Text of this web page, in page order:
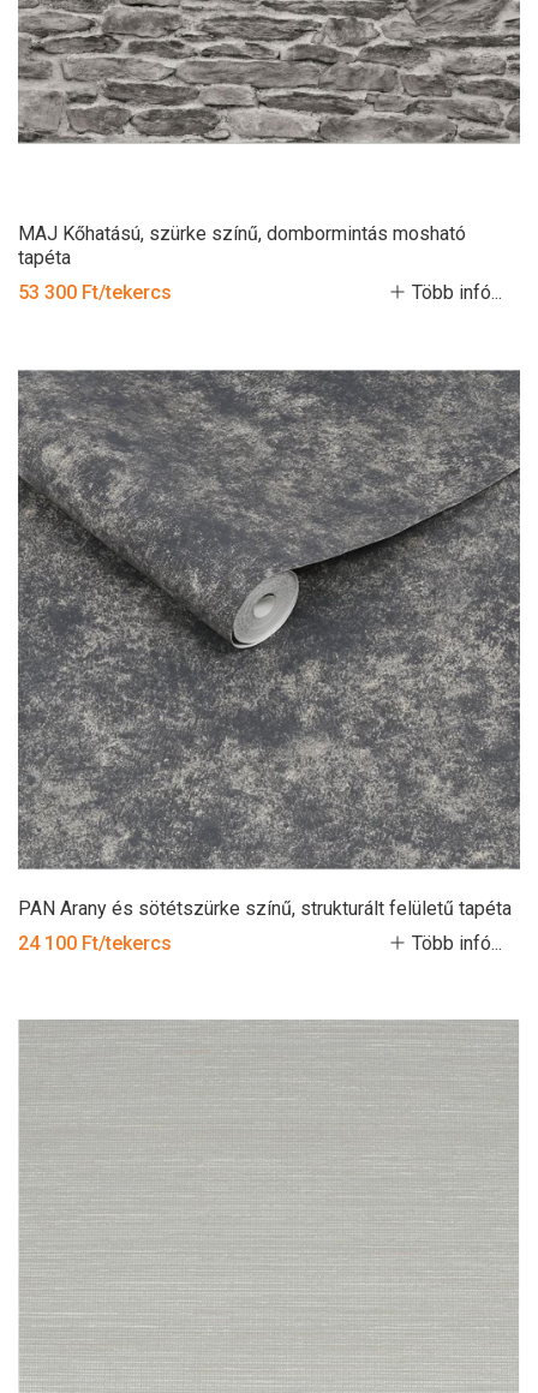
MAJ Kőhatású, szürke színű, dombormintás mosható
tapéta
53 300 Ft/tekercs
Több infó...
PAN Arany és sötétszürke színű, strukturált felületű tapéta
24 100 Ft/tekercs
Több infó...